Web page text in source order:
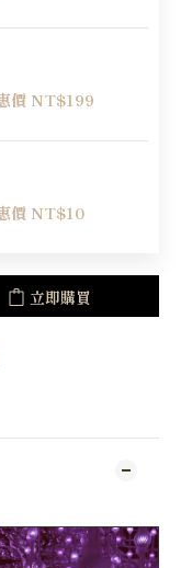
價 NT$199
價 NT$10
立即購買